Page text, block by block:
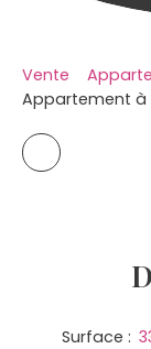
Vente
Appartement à
Surface :